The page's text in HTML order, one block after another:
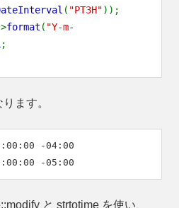
( "PT3H"));
format ( "Y-m-
;
ます。
-04:00
と strtotime を使い、